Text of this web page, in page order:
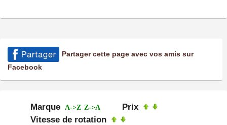
Partager cette page avec vos amis sur
Facebook
Marque A->Z Z->A
Prix
Vitesse de rotation